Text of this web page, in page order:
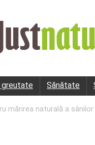
greutate Sănătate
mărirea naturală a sânilor